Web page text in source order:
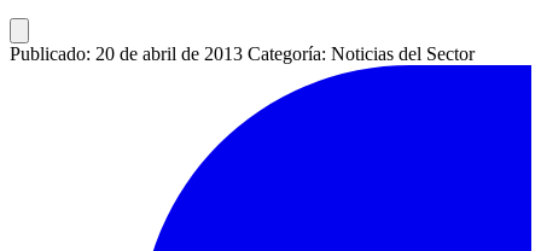
Publicado: 20 de abril de 2013 Categoría: Noticias del Sector